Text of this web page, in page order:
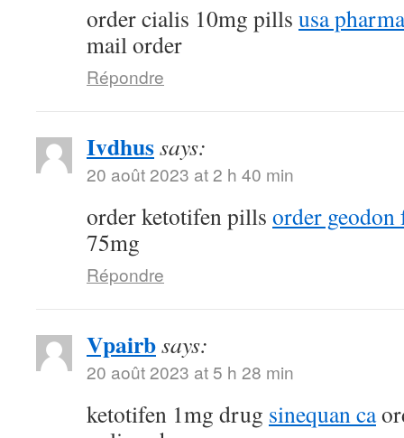
order cialis 10mg pills usa
mail order
Répondre
Ivdhussays:
20 août 2023 at 2 h 40 min
order ketotifen pills order geodon
75mg
Répondre
Vpairbsays:
20 août 2023 at 5 h 28 min
ketotifen 1mg drug sinequan ca